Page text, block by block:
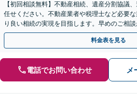
【初回相談無料】不動産相続、遺産分割協議
任せください。不動産業者や税理士など必要
り良い相続の実現を目指します。早めのご相
なります【夜間／休日相談可】
料金表を見る
電話でお問い合わせ メ